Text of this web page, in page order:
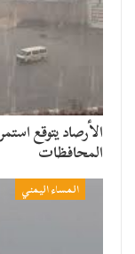
الأرصاد يتوقع
المحافظات
المساء اليمني